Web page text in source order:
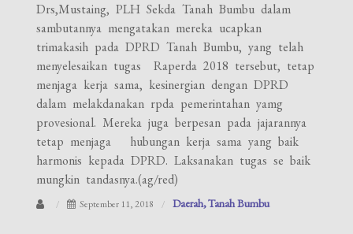
Drs,Mustaing, PLH Sekda Tanah Bumbu dalam
sambutannya mengatakan mereka ucapkan
trimakasih pada DPRD Tanah Bumbu, yang telah
menyelesaikan tugas Raperda 2018 tersebut, tetap
menjaga kerja sama, kesinergian dengan DPRD
dalam melakdanakan rpda pemerintahan yamg
provesional. Mereka juga berpesan pada jajarannya
tetap menjaga hubungan kerja sama yang baik
harmonis kepada DPRD. Laksanakan tugas se baik
mungkin tandasnya.(ag/red)
September 11, 2018 Daerah Tanah Bumbu